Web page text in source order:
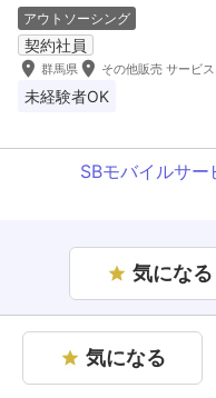
star 気になる
アウトソーシング
契約社員
room 群馬県 room その他販売 サービ
未経験者OK
SBモバイルサー
star 気になる